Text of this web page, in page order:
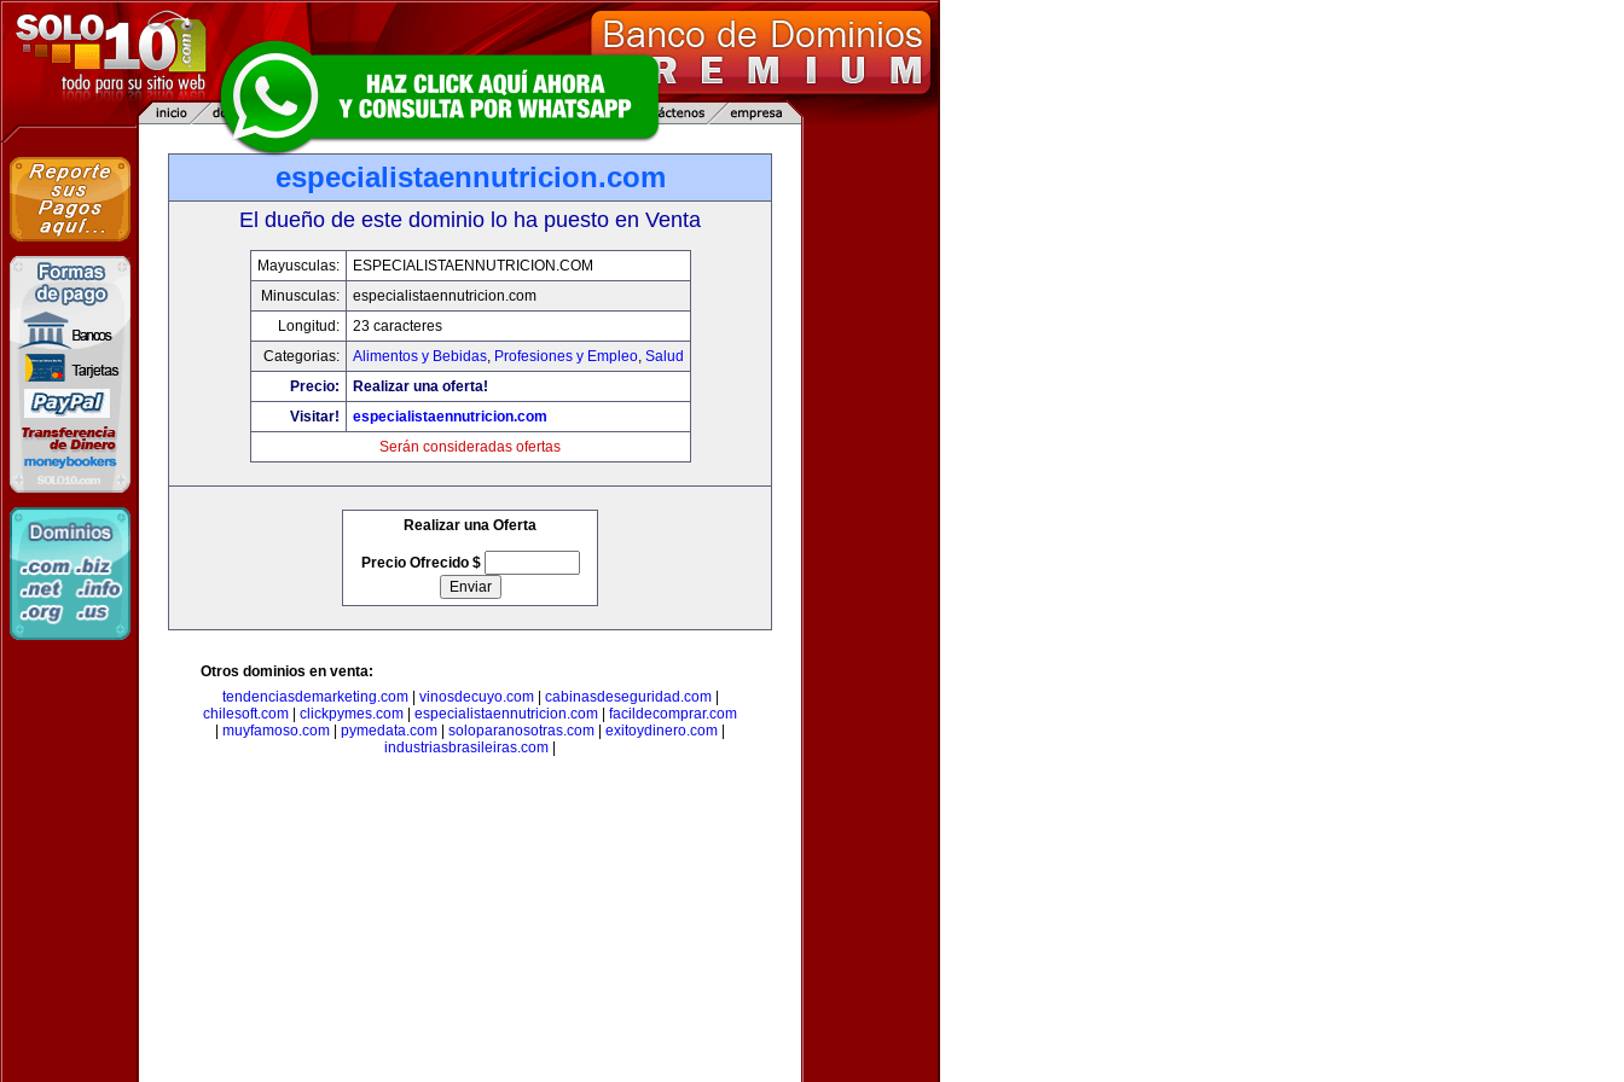
especialistaennutricion.com
El dueño de este dominio lo ha puesto en Venta
Mayusculas:
ESPECIALISTAENNUTRICION.COM
Minusculas:
especialistaennutricion.com
Longitud:
23 caracteres
Categorias:
Alimentos y Bebidas, Profesiones y Empleo, Salud
Precio:
Realizar una oferta!
Visitar!
especialistaennutricion.com
Serán consideradas ofertas
Realizar una Oferta
Precio Ofrecido $
Otros dominios en venta:
tendenciasdemarketing.com| vinosdecuyo.com| cabinasdeseguridad.com|
chilesoft.com
clickpymes.com especialistaennutricion.com
facildecomprar.com
muyfamoso.com pymedata.com soloparanosotras.com exitoydinero.com
industriasbrasileiras.com